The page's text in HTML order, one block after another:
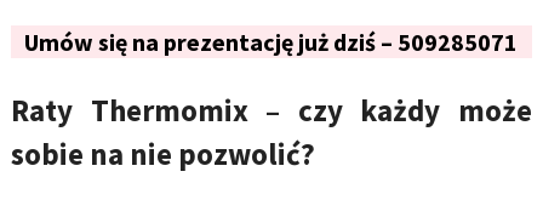
Umów się na prezentację już dziś – 509285071
Raty Thermomix – czy każdy może
sobie na nie pozwolić?